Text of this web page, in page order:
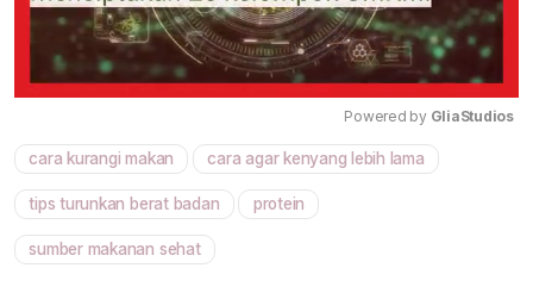
Mute
Powered by GliaStudios
cara kurangi makan cara agar kenyang lebih lama
tips turunkan berat badan protein
sumber makanan sehat